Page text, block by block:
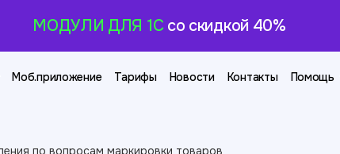
МОДУЛИ ДЛЯ 1Ссо скидкой 40%
Моб.приложение Тарифы Новости Контакты Помощь
по вопросам маркировки товаров